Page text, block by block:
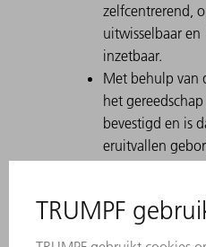
zelfcentrerend,
uitwisselbaar en
inzetbaar.
Met behulp van
het
bevestigd en is
eruitvallen
gereedschap.